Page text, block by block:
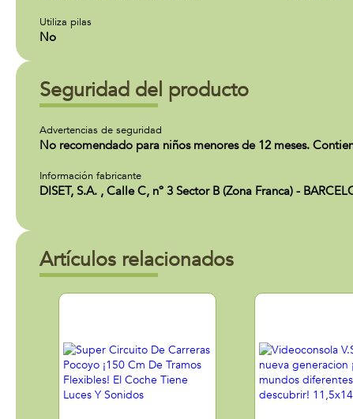
Utiliza pilas
No
Seguridad del producto
Advertencias de seguridad
No recomendado para niños menores de 12 meses.
Información fabricante
DISET, S.A. , Calle C, nº 3 Sector B (Zona Franca) -
Artículos relacionados